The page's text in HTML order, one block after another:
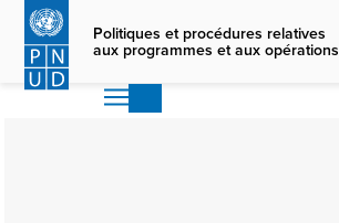
Skip
main
content
Politiques et procédures relatives
aux programmes et aux opérations